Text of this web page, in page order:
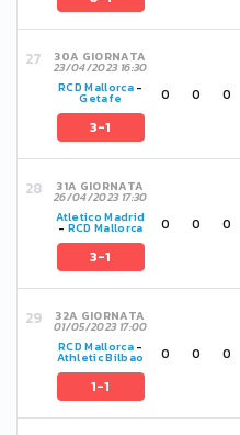
30A GIORNATA
23/04/2023 16:30
RCD Mallorca -
Getafe
3-1
0 0 0
31A GIORNATA
26/04/2023 17:30
Atletico Madrid
- RCD Mallorca
3-1
0 0 0
32A GIORNATA
01/05/2023 17:00
RCD Mallorca -
Athletic Bilbao
1-1
0 0 0